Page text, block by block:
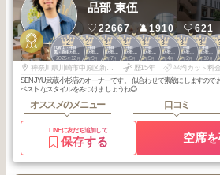
2
代官山・中目
黒・自由が丘・
武蔵小杉・学大
2025年 12月
2
代官山・中目
黒・自由が丘・
武蔵小杉・学大
2025年 9月
2
代官山・中目
黒・自由が丘・
武蔵小杉・学大
2025年 7月
2
代官山・中目
黒・自由が丘・
武蔵小杉・学大
2025年 5月
3
代官山・中目
黒・自由が丘・
武蔵小杉・学大
2026年 5月
3
代官山・中目
黒・自由が丘・
武蔵小杉・学大
2026年 4月
3
代官山・中目
黒・自由が丘・
武蔵小杉・学大
2026年 2月
3
代官山・中目
黒・自由が丘・
武蔵小杉・学大
2025年 10
代官山
黒・自
武蔵小杉
2025
品部 東伍
22667 1910 621
歴15年
平均カット料
SENJYU武蔵小杉店のオーナーです。 似合わせで素敵にしますので
ベストなスタイルをみつけましょうね😊
オススメのメニュー 口コミ
LINEに友だち追加して
保存する 空席